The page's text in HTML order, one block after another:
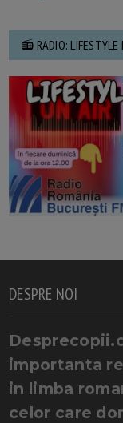
📻 RADIO: LIFESTYLE
DESPRE NOI
importanta
in limba
celor care